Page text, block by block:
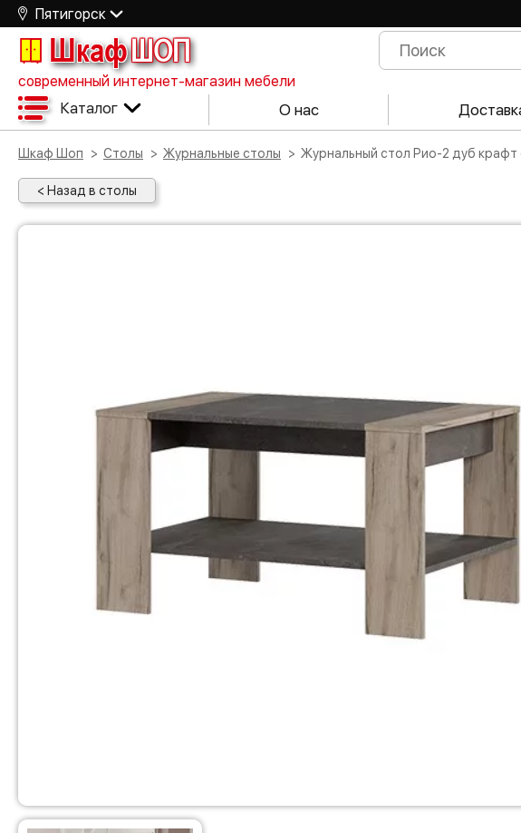
Пятигорск
ШкафШОП
современный интернет-магазин мебели
Каталог О нас
Шкаф Шоп Столы Журнальные столы Журнальный стол Рио-2 дуб
< Назад в столы